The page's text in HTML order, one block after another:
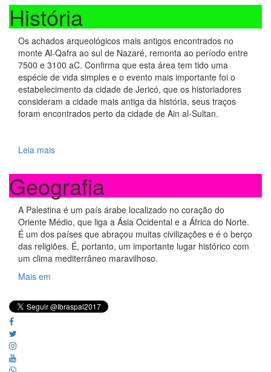
História
Os achados arqueológicos mais antigos encontrados no
monte Al-Qafra ao sul de Nazaré, remonta ao período entre
7500 e 3100 aC. Confirma que esta área tem tido uma
espécie de vida simples e o evento mais importante foi o
estabelecimento da cidade de Jericó, que os historiadores
consideram a cidade mais antiga da história, seus traços
foram encontrados perto da cidade de Ain al-Sultan.
Leia mais
Geografia
A Palestina é um país árabe localizado no coração do
Oriente Médio, que liga a Ásia Ocidental e a África do Norte.
É um dos países que abraçou muitas civilizações e é o berço
das religiões. É, portanto, um importante lugar histórico com
um clima mediterrâneo maravilhoso.
Mais em